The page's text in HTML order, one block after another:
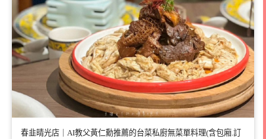
春韭晴光店｜AI教父黃仁勳推薦的台菜私廚無菜單料理(含包廂.訂